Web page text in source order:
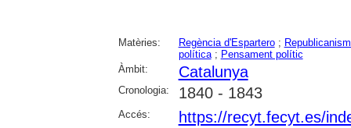
Matèries: Regència d'Espartero;
política; Pensament polític
Àmbit:
Catalunya
Cronologia: 1840 - 1843
Accés: https://recyt.fecyt.es/